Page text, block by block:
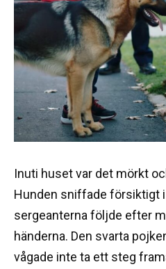
Inuti huset var det mörkt
Hunden sniffade försiktigt
sergeanterna följde efter
händerna. Den svarta
vågade inte ta ett steg